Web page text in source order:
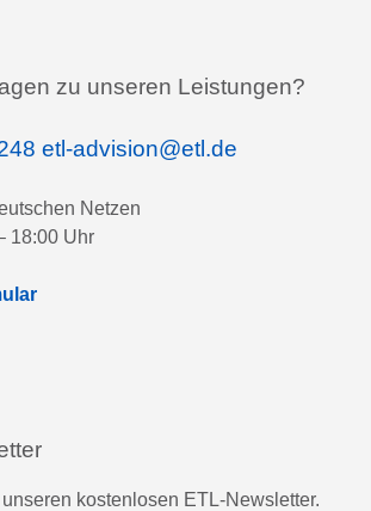
zu unseren Leistungen?
etl-advision@etl.de
Netzen
18:00 Uhr
kostenlosen ETL-Newsletter.